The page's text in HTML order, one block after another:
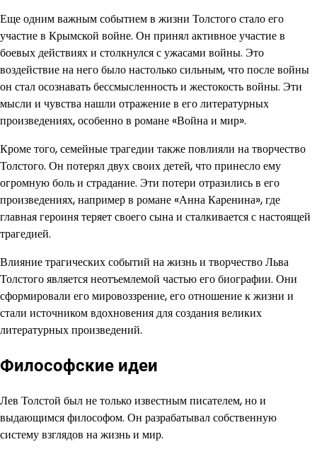
Еще одним важным событием в жизни Толстого стало его
участие в Крымской войне. Он принял активное участие в
боевых действиях и столкнулся с ужасами войны. Это
воздействие на него было настолько сильным, что после войны
он стал осознавать бессмысленность и жестокость войны. Эти
мысли и чувства нашли отражение в его литературных
произведениях, особенно в романе «Война и мир».
Кроме того, семейные трагедии также повлияли на творчество
Толстого. Он потерял двух своих детей, что принесло ему
огромную боль и страдание. Эти потери отразились в его
произведениях, например в романе «Анна Каренина», где
главная героиня теряет своего сына и сталкивается с настоящей
трагедией.
Влияние трагических событий на жизнь и творчество Льва
Толстого является неотъемлемой частью его биографии. Они
сформировали его мировоззрение, его отношение к жизни и
стали источником вдохновения для создания великих
литературных произведений.
Философские идеи
Лев Толстой был не только известным писателем, но и
выдающимся философом. Он разрабатывал собственную
систему взглядов на жизнь и мир.